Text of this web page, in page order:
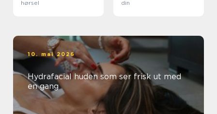
hørsel
din
10. mai 2026
Hydrafacial huden som ser frisk ut med
en gang